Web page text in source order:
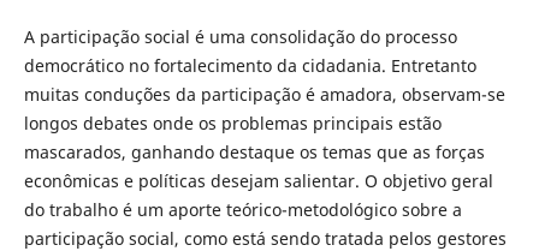
A participação social é uma consolidação do processo
democrático no fortalecimento da cidadania. Entretanto
muitas conduções da participação é amadora, observam-se
longos debates onde os problemas principais estão
mascarados, ganhando destaque os temas que as forças
econômicas e políticas desejam salientar. O objetivo geral
do trabalho é um aporte teórico-metodológico sobre a
participação social, como está sendo tratada pelos gestores